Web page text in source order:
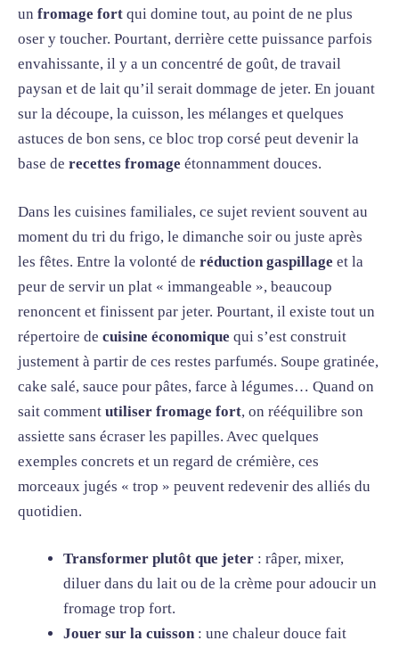
un fromage fort qui domine tout, au point de ne plus
oser y toucher. Pourtant, derrière cette puissance parfois
envahissante, il y a un concentré de goût, de travail
paysan et de lait qu’il serait dommage de jeter. En jouant
sur la découpe, la cuisson, les mélanges et quelques
astuces de bon sens, ce bloc trop corsé peut devenir la
base de recettes fromage étonnamment douces.
Dans les cuisines familiales, ce sujet revient souvent au
moment du tri du frigo, le dimanche soir ou juste après
les fêtes. Entre la volonté de réduction gaspillage et la
peur de servir un plat « immangeable », beaucoup
renoncent et finissent par jeter. Pourtant, il existe tout un
répertoire de cuisine économique qui s’est construit
justement à partir de ces restes parfumés. Soupe gratinée,
cake salé, sauce pour pâtes, farce à légumes… Quand on
sait comment utiliser fromage fort, on rééquilibre son
assiette sans écraser les papilles. Avec quelques
exemples concrets et un regard de crémière, ces
morceaux jugés « trop » peuvent redevenir des alliés du
quotidien.
Transformer plutôt que jeter : râper, mixer,
diluer dans du lait ou de la crème pour adoucir un
fromage trop fort.
Jouer sur la cuisson: une chaleur douce fait